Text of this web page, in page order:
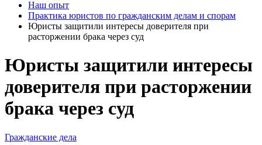
Наш опыт
Практика юристов по гражданским делам и спорам
Юристы защитили интересы доверителя при
расторжении брака через суд
Юристы защитили интересы
доверителя при расторжении
брака через суд
Гражданские дела